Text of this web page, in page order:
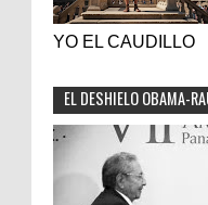
YO EL CAUDILLO
EL DESHIELO OBAMA-